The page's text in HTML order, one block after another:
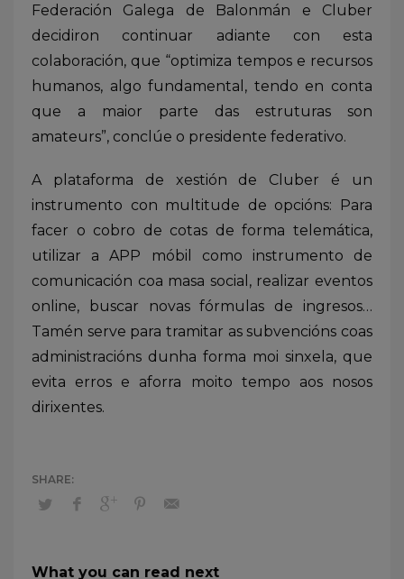
Federación Galega de Balonmán e Cluber
decidiron continuar adiante con esta
colaboración, que “optimiza tempos e recursos
humanos, algo fundamental, tendo en conta
que a maior parte das estruturas son
amateurs”, conclúe o presidente federativo.
A plataforma de xestión de Cluber é un
instrumento con multitude de opcións: Para
facer o cobro de cotas de forma telemática,
utilizar a APP móbil como instrumento de
comunicación coa masa social, realizar eventos
online, buscar novas fórmulas de ingresos…
Tamén serve para tramitar as subvencións coas
administracións dunha forma moi sinxela, que
evita erros e aforra moito tempo aos nosos
dirixentes.
What you can read next